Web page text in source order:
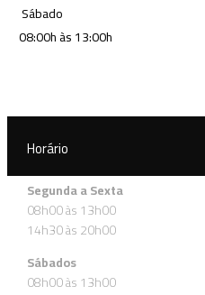
Sábado
08:00h às 13:00h
Horário
Segunda a Sexta
08h00 às 13h00
14h30 às 20h00
Sábados
08h00 às 13h00